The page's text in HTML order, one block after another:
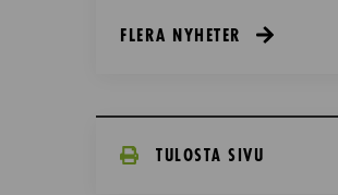
FLERA NYHETER
TULOSTA SIVU